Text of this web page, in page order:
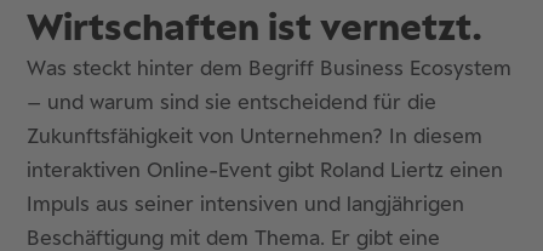
Wirtschaften ist vernetzt.
Was steckt hinter dem Begriff Business Ecosystem
– und warum sind sie entscheidend für die
Zukunftsfähigkeit von Unternehmen? In diesem
interaktiven Online-Event gibt Roland Liertz einen
Impuls aus seiner intensiven und langjährigen
Beschäftigung mit dem Thema. Er gibt eine